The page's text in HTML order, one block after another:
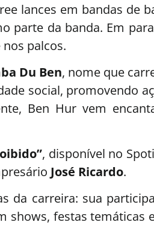
lances em bandas de
parte da banda. Em
palcos.
Du Ben, nome que
social, promovendo
Ben Hur vem
, disponível no
José Ricardo.
da carreira: sua
festas temáticas